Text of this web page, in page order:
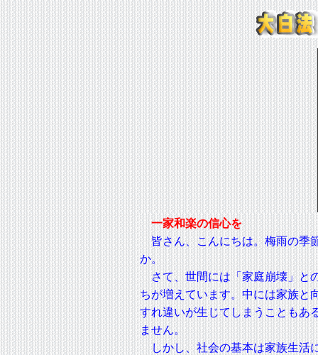
一家和楽の信心を
皆さん、こんにちは。梅雨の季
か。
さて、世間には「家庭崩壊」と
ちが増えています。中には家族と
すれ違いが生じてしまうこともあ
ません。
しかし、社会の基本は家族生活